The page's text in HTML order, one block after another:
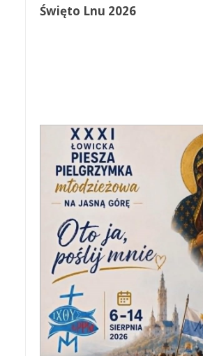
Święto Lnu 2026